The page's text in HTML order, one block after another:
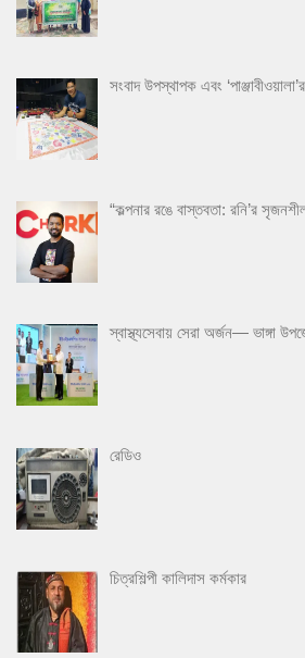
সংবাদ উপস্থাপক এবং
“কল্পনার রঙে বাস্তবতা: রনি’র
স্বাস্থ্যসেবায় সেরা অর্জন— ভাঙ্গা
রেডিও
চিত্রশিল্পী কালিদাস কর্মকার